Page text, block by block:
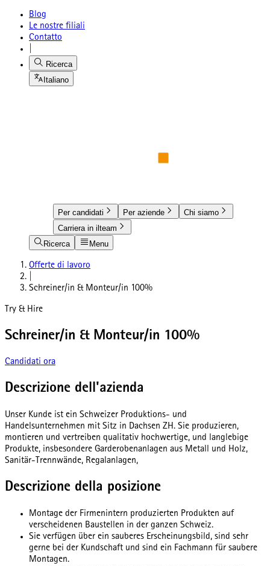
Blog
Le nostre filiali
Contatto
Ricerca
Italiano
Per candidati Per aziende
Chi siamo
Carriera in ilteam
Ricerca
Menu
Offerte di lavoro
Schreiner/in & Monteur/in 100%
Try & Hire
Schreiner/in & Monteur/in 100%
Candidati ora
Descrizione dell'azienda
Unser Kunde ist ein Schweizer Produktions- und
Handelsunternehmen mit Sitz in Dachsen ZH. Sie produzieren,
montieren und vertreiben qualitativ hochwertige, und langlebige
Produkte, insbesondere Garderobenanlagen aus Metall und Holz,
Sanitär-Trennwände, Regalanlagen,
Descrizione della posizione
Montage der Firmenintern produzierten Produkten auf
verscheidenen Baustellen in der ganzen Schweiz.
Sie verfügen über ein sauberes Erscheinungsbild, sind sehr
gerne bei der Kundschaft und sind ein Fachmann für saubere
Montagen.